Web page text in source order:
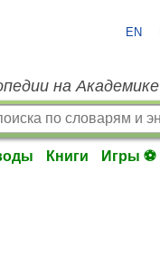
EN
на Академике
Книги Игры ⚽